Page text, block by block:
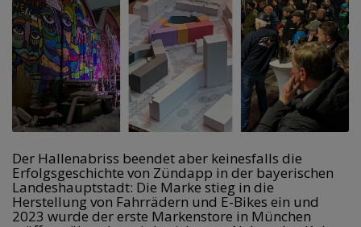
Der Hallenabriss beendet aber keinesfalls die
Erfolgsgeschichte von Zündapp in der bayerischen
Landeshauptstadt: Die Marke stieg in die
Herstellung von Fahrrädern und E-Bikes ein und
2023 wurde der erste Markenstore in München